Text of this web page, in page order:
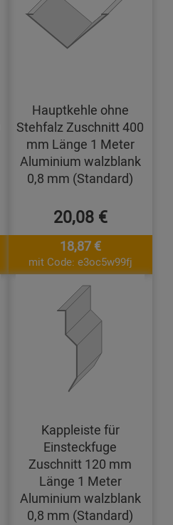
Hauptkehle ohne
Stehfalz Zuschnitt 400
mm Länge 1 Meter
Aluminium walzblank
0,8 mm (Standard)
20,08 €
18,87 €
mit Code: e3oc5w99fj
Kappleiste für
Einsteckfuge
Zuschnitt 120 mm
Länge 1 Meter
Aluminium walzblank
0,8 mm (Standard)